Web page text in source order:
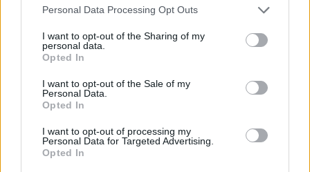
Personal Data Processing Opt Outs
I want to opt-out of the Sharing of my
personal data.
Opted In
I want to opt-out of the Sale of my
Personal Data.
Opted In
I want to opt-out of processing my
Personal Data for Targeted Advertising.
Opted In
Székely Hírmondó archívuma
Sütibeállítások
Médiatér